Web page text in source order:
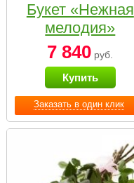
Заказать в один клик
Букет «Нежная
мелодия»
7 840 руб.
Купить